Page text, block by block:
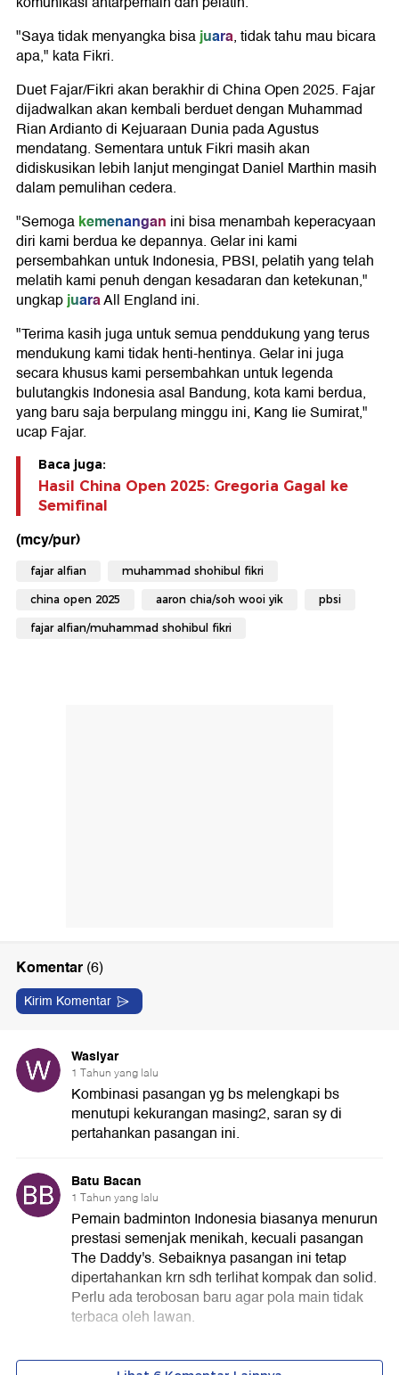
"Saya tidak menyangka bisajuara, tidak tahu mau bicara
apa," kata Fikri.
Duet Fajar/Fikri akan berakhir di China Open 2025. Fajar
dijadwalkan akan kembali berduet dengan Muhammad
Rian Ardianto di Kejuaraan Dunia pada Agustus
mendatang. Sementara untuk Fikri masih akan
didiskusikan lebih lanjut mengingat Daniel Marthin masih
dalam pemulihan cedera.
"Semogakemenangan ini bisa menambah keperacyaan
diri kami berdua ke depannya. Gelar ini kami
persembahkan untuk Indonesia, PBSI, pelatih yang telah
melatih kami penuh dengan kesadaran dan ketekunan,"
ungkapjuaraAll England ini.
"Terima kasih juga untuk semua penddukung yang terus
mendukung kami tidak henti-hentinya. Gelar ini juga
secara khusus kami persembahkan untuk legenda
bulutangkis Indonesia asal Bandung, kota kami berdua,
yang baru saja berpulang minggu ini, Kang Iie Sumirat,"
ucap Fajar.
Baca juga:
Hasil China Open 2025: Gregoria Gagal ke
Semifinal
(mcy/pur)
fajar alfian muhammad shohibul fikri
china open 2025 aaron chia/soh wooi yik pbsi
fajar alfian/muhammad shohibul fikri